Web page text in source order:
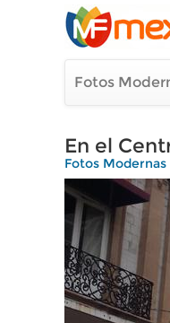
Fotos
En el
Fotos Modernas